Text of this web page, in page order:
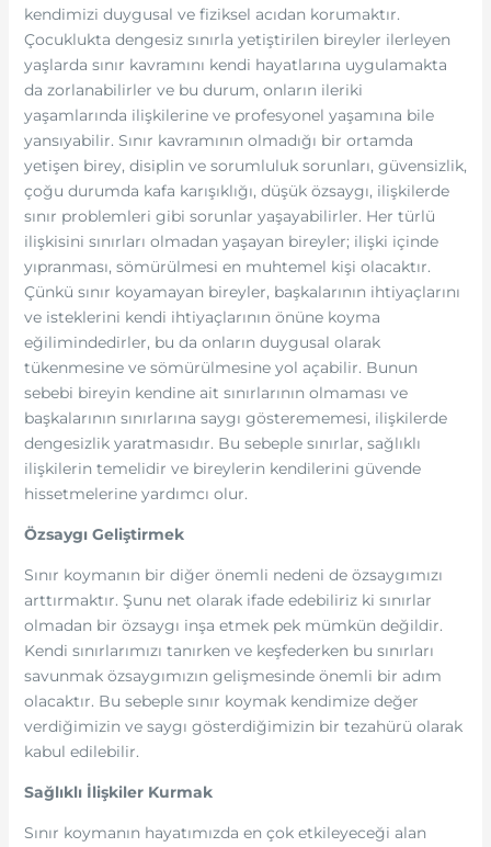
kendimizi duygusal ve fiziksel acıdan korumaktır.
Çocuklukta dengesiz sınırla yetiştirilen bireyler ilerleyen
yaşlarda sınır kavramını kendi hayatlarına uygulamakta
da zorlanabilirler ve bu durum, onların ileriki
yaşamlarında ilişkilerine ve profesyonel yaşamına bile
yansıyabilir. Sınır kavramının olmadığı bir ortamda
yetişen birey, disiplin ve sorumluluk sorunları, güvensizlik,
çoğu durumda kafa karışıklığı, düşük özsaygı, ilişkilerde
sınır problemleri gibi sorunlar yaşayabilirler. Her türlü
ilişkisini sınırları olmadan yaşayan bireyler; ilişki içinde
yıpranması, sömürülmesi en muhtemel kişi olacaktır.
Çünkü sınır koyamayan bireyler, başkalarının ihtiyaçlarını
ve isteklerini kendi ihtiyaçlarının önüne koyma
eğilimindedirler, bu da onların duygusal olarak
tükenmesine ve sömürülmesine yol açabilir. Bunun
sebebi bireyin kendine ait sınırlarının olmaması ve
başkalarının sınırlarına saygı gösterememesi, ilişkilerde
dengesizlik yaratmasıdır. Bu sebeple sınırlar, sağlıklı
ilişkilerin temelidir ve bireylerin kendilerini güvende
hissetmelerine yardımcı olur.
Özsaygı Geliştirmek
Sınır koymanın bir diğer önemli nedeni de özsaygımızı
arttırmaktır. Şunu net olarak ifade edebiliriz ki sınırlar
olmadan bir özsaygı inşa etmek pek mümkün değildir.
Kendi sınırlarımızı tanırken ve keşfederken bu sınırları
savunmak özsaygımızın gelişmesinde önemli bir adım
olacaktır. Bu sebeple sınır koymak kendimize değer
verdiğimizin ve saygı gösterdiğimizin bir tezahürü olarak
kabul edilebilir.
Sağlıklı İlişkiler Kurmak
Sınır koymanın hayatımızda en çok etkileyeceği alan